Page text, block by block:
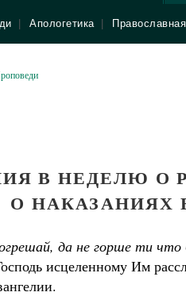
Апологетика
В НЕДЕЛЮ О
О НАКАЗАНИЯХ
да не горше ти что
исцеленному Им